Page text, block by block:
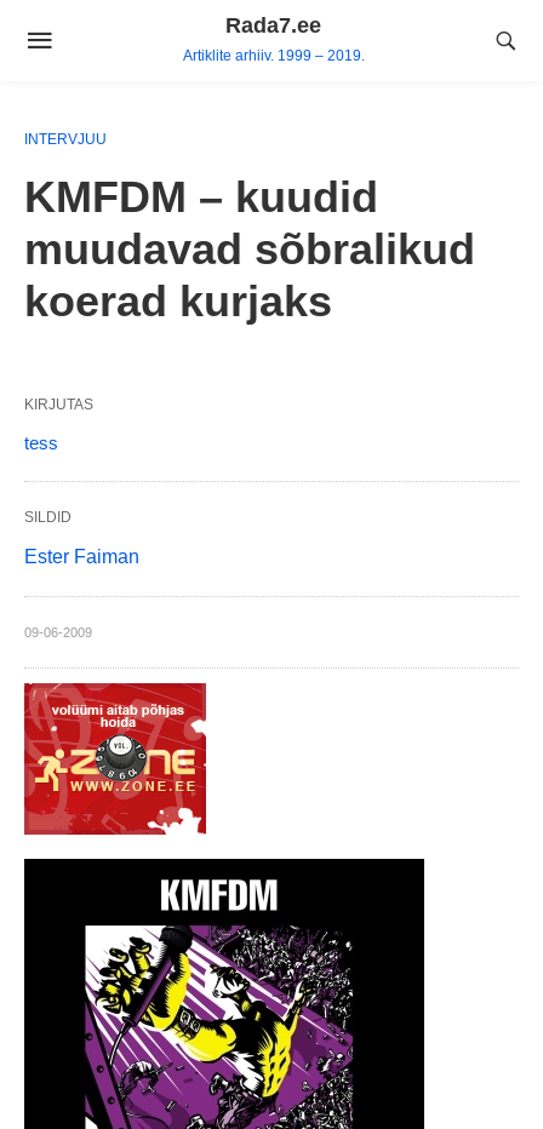
Rada7.ee
Artiklite arhiiv. 1999 – 2019.
INTERVJUU
KMFDM – kuudid
muudavad sõbralikud
koerad kurjaks
KIRJUTAS
tess
SILDID
Ester Faiman
09-06-2009